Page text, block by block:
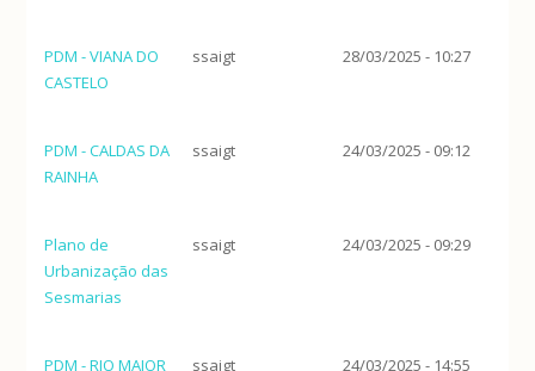
PDM - VIANA DO
CASTELO
ssaigt 28/03/2025 - 10:27
PDM - CALDAS DA
RAINHA
ssaigt 24/03/2025 - 09:12
Plano de
Urbanização das
Sesmarias
ssaigt 24/03/2025 - 09:29
PDM - RIO MAIOR ssaigt 24/03/2025 - 14:55